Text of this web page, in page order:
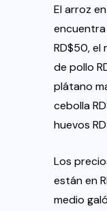
El arroz
encuentra
RD$50, el
de pollo
plátano
cebolla
huevos
Los
están en
medio